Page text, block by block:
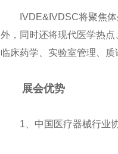
IVDE&IVDSC将聚焦
外，同时还将现代医学热
临床药学、实验室管理、质
展会优势
1 、中国医疗器械行业